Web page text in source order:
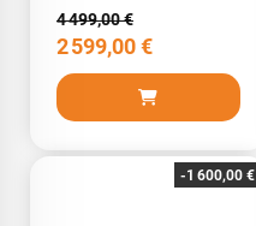
4 499,00 €
2 599,00 €
-1 600,00 €